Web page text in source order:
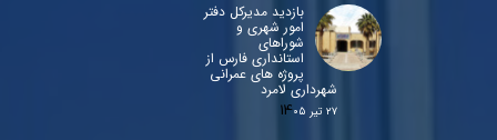
بازدید مدیرکل دفتر
امور شهری و
شوراهای
استانداری فارس از
پروژه های عمرانی
شهرداری لامرد
۲۷ تیر ۰۵